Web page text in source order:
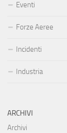
Eventi
Forze Aeree
Incidenti
Industria
ARCHIVI
Archivi